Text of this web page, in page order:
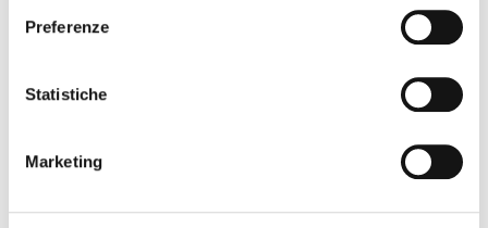
Preferenze
Statistiche
Marketing
Un passo che va in direzione del 2024 e del 15° anno di
attività. Sono caldi i contatti, coltivati dal responsabile
realtà europee, ma anche africane e del nord America. La
semina è in corso. Stage sul campo curati dal referente
coordinatore scouting Luca De Prà, in aggiunta ai capillari
aggiornamenti metodologici, sono il territorio su cui la
propria impronta nell’ottantina di realtà facenti parte il